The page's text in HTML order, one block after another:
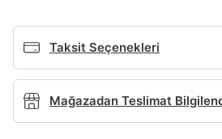
Taksit Seçenekleri
Mağazadan Teslimat
BEDEN